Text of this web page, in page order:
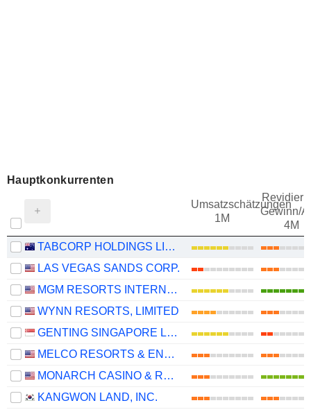
Hauptkonkurrenten
Umsatzschätzungen
1M
Gewinn/
4M
TABCORP HOLDINGS LIMITED
LAS VEGAS SANDS CORP.
MGM RESORTS INTERNATIONAL
WYNN RESORTS, LIMITED
GENTING SINGAPORE LIMITED
MELCO RESORTS & ENTERTAINMENT LIMITED
MONARCH CASINO & RESORT, INC.
KANGWON LAND, INC.